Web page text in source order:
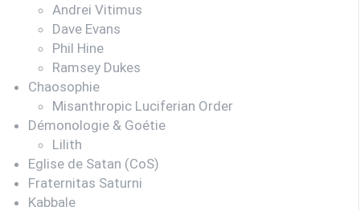
Andrei Vitimus
Dave Evans
Phil Hine
Ramsey Dukes
Chaosophie
Misanthropic Luciferian Order
Démonologie & Goétie
Lilith
Eglise de Satan (CoS)
Fraternitas Saturni
Kabbale